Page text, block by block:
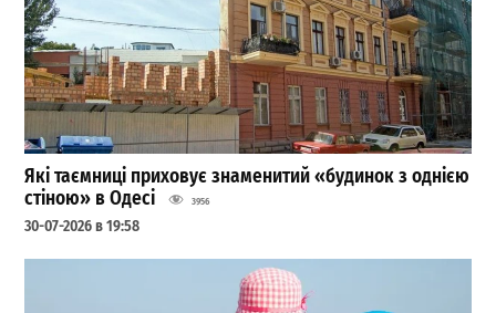
Які таємниці приховує знаменитий «будинок з однією
стіною» в Одесі
3956
30-07-2026 в 19:58